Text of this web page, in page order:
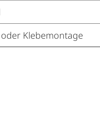
Klebemontage